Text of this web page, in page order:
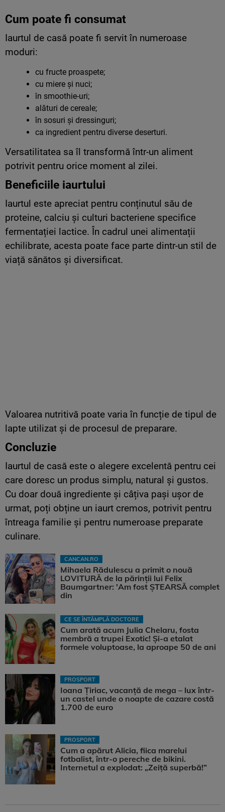
Cum poate fi consumat
Iaurtul de casă poate fi servit în numeroase
moduri:
cu fructe proaspete;
cu miere și nuci;
în smoothie-uri;
alături de cereale;
în sosuri și dressinguri;
ca ingredient pentru diverse deserturi.
Versatilitatea sa îl transformă într-un aliment
potrivit pentru orice moment al zilei.
Beneficiile iaurtului
Iaurtul este apreciat pentru conținutul său de
proteine, calciu și culturi bacteriene specifice
fermentației lactice. În cadrul unei alimentații
echilibrate, acesta poate face parte dintr-un stil de
viață sănătos și diversificat.
Valoarea nutritivă poate varia în funcție de tipul de
lapte utilizat și de procesul de preparare.
Concluzie
Iaurtul de casă este o alegere excelentă pentru cei
care doresc un produs simplu, natural și gustos.
Cu doar două ingrediente și câțiva pași ușor de
urmat, poți obține un iaurt cremos, potrivit pentru
întreaga familie și pentru numeroase preparate
culinare.
CANCAN.RO
Mihaela Rădulescu a primit o nouă
LOVITURĂ de la părinții lui Felix
Baumgartner: 'Am fost ȘTEARSĂ complet
din
CE SE ÎNTÂMPLĂ DOCTORE
Cum arată acum Julia Chelaru, fosta
membră a trupei Exotic! Și-a etalat
formele voluptoase, la aproape 50 de ani
PROSPORT
Ioana Țiriac, vacanță de mega – lux într-
un castel unde o noapte de cazare costă
1.700 de euro
PROSPORT
Cum a apărut Alicia, fiica marelui
fotbalist, într-o pereche de bikini.
Internetul a explodat: „Zeiță superbă!”